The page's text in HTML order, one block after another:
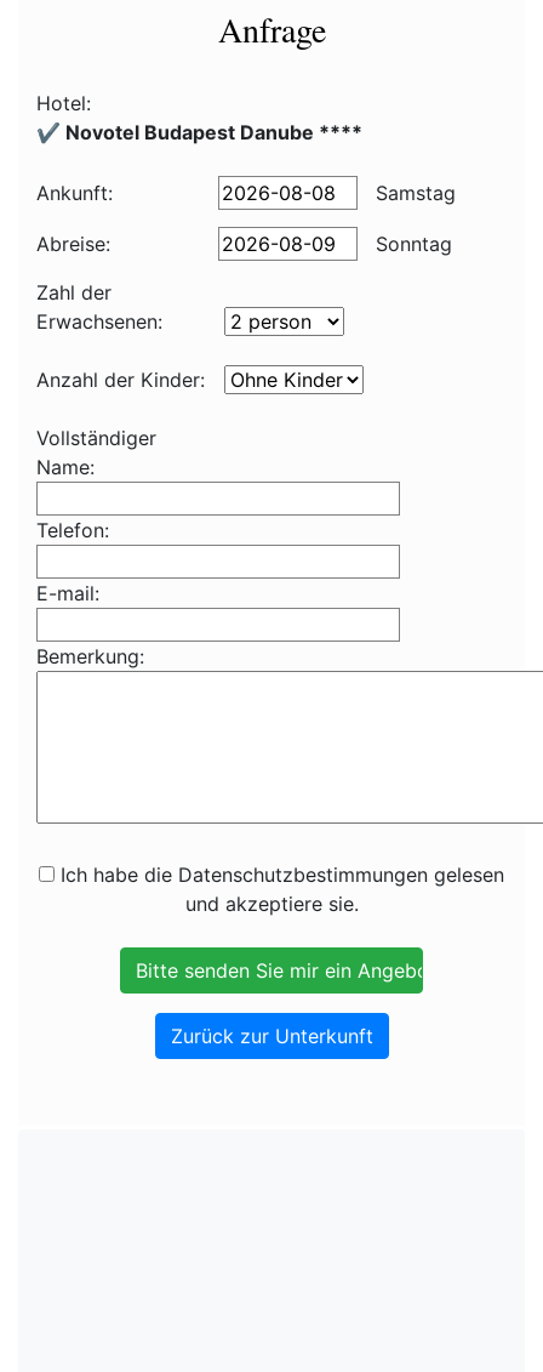
Anfrage
Hotel:
✔️ Novotel Budapest Danube ****
Ankunft: Samstag
Abreise:
Sonntag
Zahl der
Erwachsenen:
Anzahl der Kinder:
Vollständiger
Name:
Telefon:
E-mail:
Bemerkung:
Ich habe die Datenschutzbestimmungen gelesen
und akzeptiere sie.
Zurück zur Unterkunft